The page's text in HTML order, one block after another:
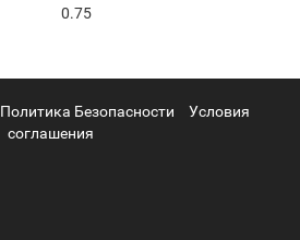
0.75
Политика Безопасности
Условия
соглашения